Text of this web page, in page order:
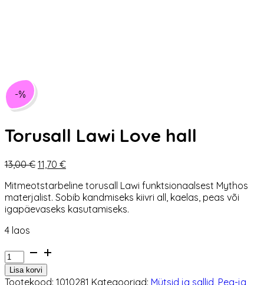
-%
Torusall Lawi Love hall
13,00€ Algne
oli:
13,00 €.
11,70 €Praegune
on:
11,70 €.
Mitmeotstarbeline torusall Lawi funktsionaalsest Mythos
materjalist. Sobib kandmiseks kiivri all, kaelas, peas või
igapäevaseks kasutamiseks.
4 laos
Torusall
Lawi
Love
Lisa korvi
Tootekood: 1010281 Kategooriad: Mütsid ja sallid, Pea-ja